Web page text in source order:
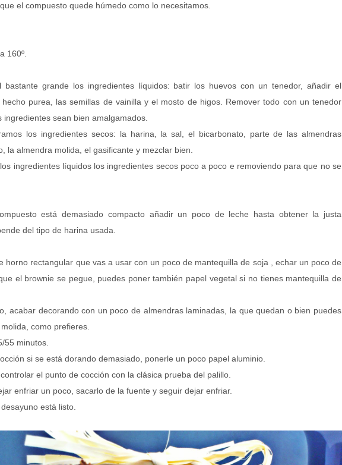
el compuesto quede húmedo como lo necesitamos.
160º.
bastante grande los ingredientes líquidos: batir los huevos con un tenedor, añadir el
purea, las semillas de vainilla y el mosto de higos. Remover todo con un tenedor
ingredientes sean bien amalgamados.
los ingredientes secos: la harina, la sal, el bicarbonato, parte de las almendras
la almendra molida, el gasificante y mezclar bien.
ingredientes líquidos los ingredientes secos poco a poco e removiendo para que no se
está demasiado compacto añadir un poco de leche hasta obtener la justa
del tipo de harina usada.
horno rectangular que vas a usar con un poco de mantequilla de soja , echar un poco de
el brownie se pegue, puedes poner también papel vegetal si no tienes mantequilla de
acabar decorando con un poco de almendras laminadas, la que quedan o bien puedes
como prefieres.
55 minutos.
si se está dorando demasiado, ponerle un poco papel aluminio.
el punto de cocción con la clásica prueba del palillo.
enfriar un poco, sacarlo de la fuente y seguir dejar enfriar.
está listo.